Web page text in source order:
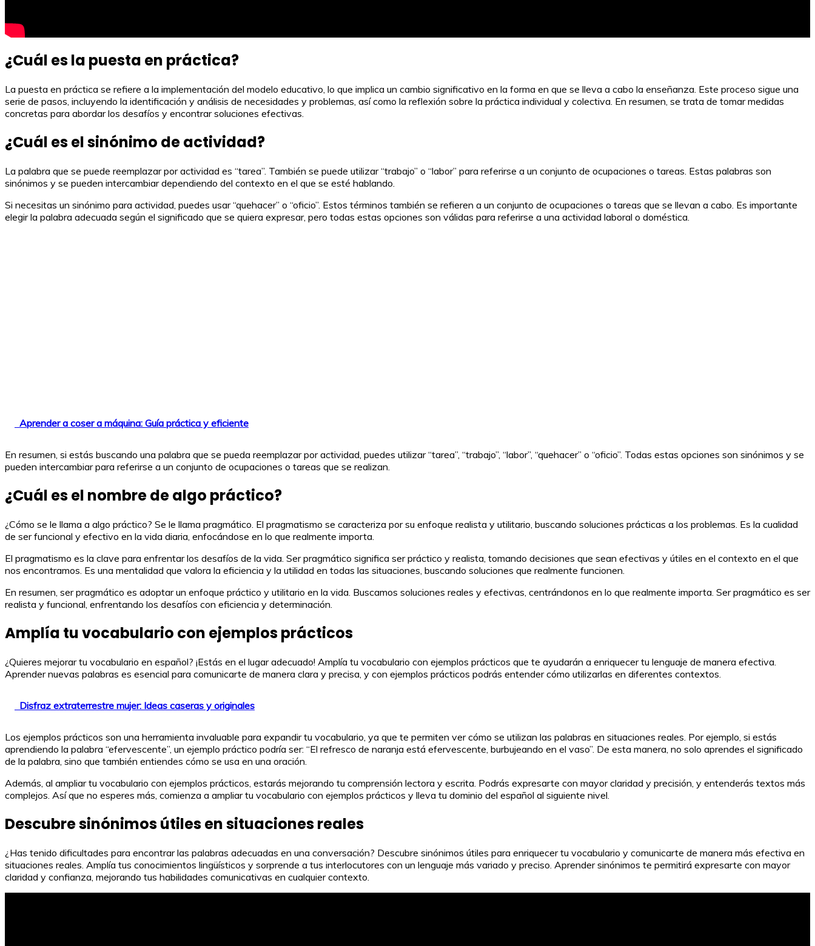
¿Cuál es la puesta en práctica?
La puesta en práctica se refiere a la implementación del modelo educativo, lo que implica un cambio significativo en la forma en que se lleva a cabo la enseñanza. Este proceso sigue una
serie de pasos, incluyendo la identificación y análisis de necesidades y problemas, así como la reflexión sobre la práctica individual y colectiva. En resumen, se trata de tomar medidas
concretas para abordar los desafíos y encontrar soluciones efectivas.
¿Cuál es el sinónimo de actividad?
La palabra que se puede reemplazar por actividad es “tarea”. También se puede utilizar “trabajo” o “labor” para referirse a un conjunto de ocupaciones o tareas. Estas palabras son
sinónimos y se pueden intercambiar dependiendo del contexto en el que se esté hablando.
Si necesitas un sinónimo para actividad, puedes usar “quehacer” o “oficio”. Estos términos también se refieren a un conjunto de ocupaciones o tareas que se llevan a cabo. Es importante
elegir la palabra adecuada según el significado que se quiera expresar, pero todas estas opciones son válidas para referirse a una actividad laboral o doméstica.
Aprender a coser a máquina: Guía práctica y eficiente
En resumen, si estás buscando una palabra que se pueda reemplazar por actividad, puedes utilizar “tarea”, “trabajo”, “labor”, “quehacer” o “oficio”. Todas estas opciones son sinónimos y se
pueden intercambiar para referirse a un conjunto de ocupaciones o tareas que se realizan.
¿Cuál es el nombre de algo práctico?
¿Cómo se le llama a algo práctico? Se le llama pragmático. El pragmatismo se caracteriza por su enfoque realista y utilitario, buscando soluciones prácticas a los problemas. Es la cualidad
de ser funcional y efectivo en la vida diaria, enfocándose en lo que realmente importa.
El pragmatismo es la clave para enfrentar los desafíos de la vida. Ser pragmático significa ser práctico y realista, tomando decisiones que sean efectivas y útiles en el contexto en el que
nos encontramos. Es una mentalidad que valora la eficiencia y la utilidad en todas las situaciones, buscando soluciones que realmente funcionen.
En resumen, ser pragmático es adoptar un enfoque práctico y utilitario en la vida. Buscamos soluciones reales y efectivas, centrándonos en lo que realmente importa. Ser pragmático es ser
realista y funcional, enfrentando los desafíos con eficiencia y determinación.
Amplía tu vocabulario con ejemplos prácticos
¿Quieres mejorar tu vocabulario en español? ¡Estás en el lugar adecuado! Amplía tu vocabulario con ejemplos prácticos que te ayudarán a enriquecer tu lenguaje de manera efectiva.
Aprender nuevas palabras es esencial para comunicarte de manera clara y precisa, y con ejemplos prácticos podrás entender cómo utilizarlas en diferentes contextos.
Disfraz extraterrestre mujer: Ideas caseras y originales
Los ejemplos prácticos son una herramienta invaluable para expandir tu vocabulario, ya que te permiten ver cómo se utilizan las palabras en situaciones reales. Por ejemplo, si estás
aprendiendo la palabra “efervescente”, un ejemplo práctico podría ser: “El refresco de naranja está efervescente, burbujeando en el vaso”. De esta manera, no solo aprendes el significado
de la palabra, sino que también entiendes cómo se usa en una oración.
Además, al ampliar tu vocabulario con ejemplos prácticos, estarás mejorando tu comprensión lectora y escrita. Podrás expresarte con mayor claridad y precisión, y entenderás textos más
complejos. Así que no esperes más, comienza a ampliar tu vocabulario con ejemplos prácticos y lleva tu dominio del español al siguiente nivel.
Descubre sinónimos útiles en situaciones reales
¿Has tenido dificultades para encontrar las palabras adecuadas en una conversación? Descubre sinónimos útiles para enriquecer tu vocabulario y comunicarte de manera más efectiva en
situaciones reales. Amplía tus conocimientos lingüísticos y sorprende a tus interlocutores con un lenguaje más variado y preciso. Aprender sinónimos te permitirá expresarte con mayor
claridad y confianza, mejorando tus habilidades comunicativas en cualquier contexto.